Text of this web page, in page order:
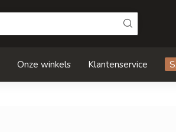
Onze winkels Klantenservice